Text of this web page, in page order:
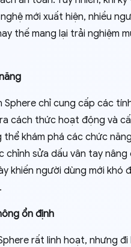
mới xuất hiện, nhiều
thế mang lại trải nghiệm
Sphere chỉ cung cấp các
cách thức hoạt động và
khám phá các chức
chỉnh sửa dấu vân tay
khiến người dùng mới khó
ổn định
rất linh hoạt, nhưng đi